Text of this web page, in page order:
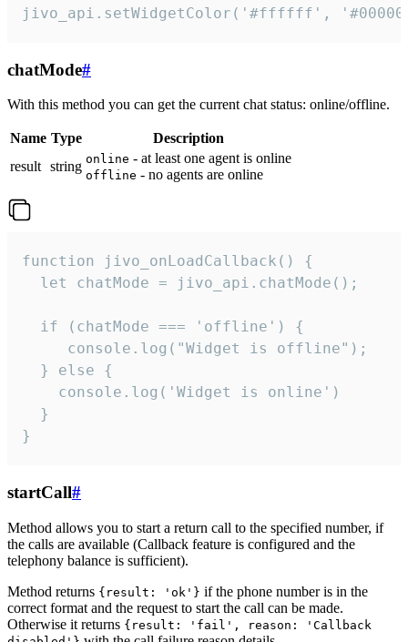
jivo_api.setWidgetColor('#ffffff',
chatMode#
With this method you can get the current chat status: online/offline.
Name Type
Description
result string online - at least one agent is online
offline - no agents are online
function jivo_onLoadCallback() {
  let chatMode = jivo_api.chatMode();
  if (chatMode === 'offline') {
     console.log("Widget is offline");
  } else {
    console.log('Widget is online')
  }
}
startCall#
Method allows you to start a return call to the specified number, if
the calls are available (Callback feature is configured and the
telephony balance is sufficient).
Method returns {result: 'ok'} if the phone number is in the
correct format and the request to start the call can be made.
Otherwise it returns {result: 'fail', reason: 'Callback